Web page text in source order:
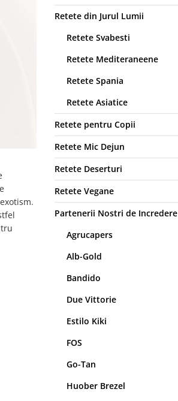
Retete din Jurul Lumii
Retete Svabesti
Retete Mediteraneene
Retete Spania
Retete Asiatice
Retete pentru Copii
Retete Mic Dejun
Retete Deserturi
Retete Vegane
Partenerii Nostri de Incredere
Agrucapers
Alb-Gold
Bandido
Due Vittorie
Estilo Kiki
FOS
Go-Tan
Huober Brezel